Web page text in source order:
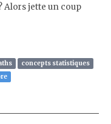
Alors jette un coup
concepts statistiques